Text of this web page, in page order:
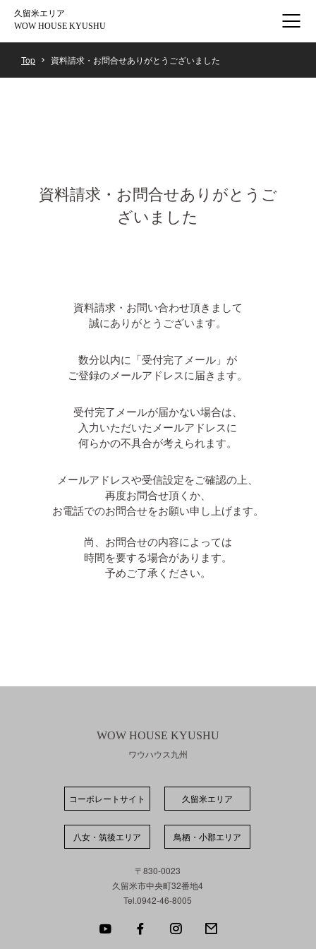
久留米エリア
WOW HOUSE KYUSHU
Top 資料請求・お問合せありがとうございました
資料請求・お問合せありがとうご
ざいました
資料請求・お問い合わせ頂きまして
誠にありがとうございます。
数分以内に「受付完了メール」が
ご登録のメールアドレスに届きます。
受付完了メールが届かない場合は、
入力いただいたメールアドレスに
何らかの不具合が考えられます。
メールアドレスや受信設定をご確認の上、
再度お問合せ頂くか、
お電話でのお問合せをお願い申し上げます。
尚、お問合せの内容によっては
時間を要する場合があります。
予めご了承ください。
WOW HOUSE KYUSHU
ワウハウス九州
コーポレートサイト 久留米エリア
八女・筑後エリア ⿃栖・⼩郡エリア
〒830-0023
久留米市中央町32番地4
Tel.0942-46-8005